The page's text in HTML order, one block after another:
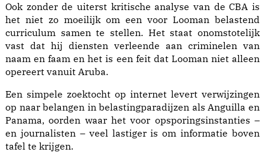
Ook zonder de uiterst kritische analyse van de CBA is
het niet zo moeilijk om een voor Looman belastend
curriculum samen te stellen. Het staat onomstotelijk
vast dat hij diensten verleende aan criminelen van
naam en faam en het is een feit dat Looman niet alleen
opereert vanuit Aruba.
Een simpele zoektocht op internet levert verwijzingen
op naar belangen in belastingparadijzen als Anguilla en
Panama, oorden waar het voor opsporingsinstanties –
en journalisten – veel lastiger is om informatie boven
tafel te krijgen.